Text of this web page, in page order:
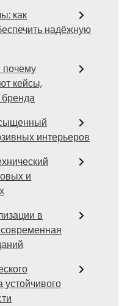
как
надёжную
кейсы,
интерьеров
и
в
устойчивого